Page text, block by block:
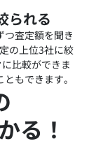
られる
つ査定額を聞き
の上位3社に絞
比較ができま
もできます。
る！